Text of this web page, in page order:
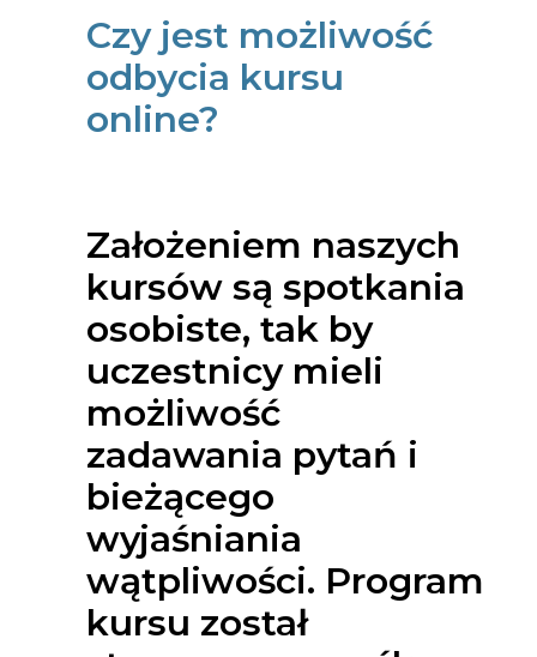
Czy jest możliwość
odbycia kursu
online?
Założeniem naszych
kursów są spotkania
osobiste, tak by
uczestnicy mieli
możliwość
zadawania pytań i
bieżącego
wyjaśniania
wątpliwości. Program
kursu został